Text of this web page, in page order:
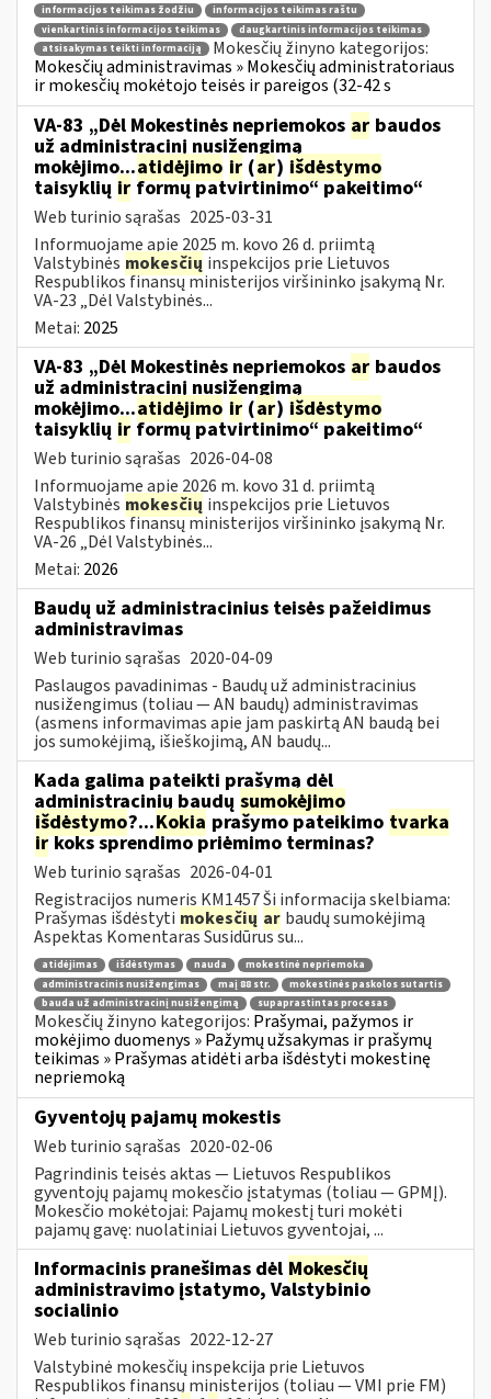
informacijos teikimas žodžiu
informacijos teikimas raštu
vienkartinis informacijos teikimas
daugkartinis informacijos teikimas
atsisakymas teikti informaciją
Mokesčių žinyno kategorijos:
Mokesčių administravimas » Mokesčių administratoriaus
ir mokesčių mokėtojo teisės ir pareigos (32-42 s
VA-83 „Dėl Mokestinės nepriemokos ar baudos
už administracinį nusižengimą
mokėjimo...atidėjimo ir (ar) išdėstymo
taisyklių ir formų patvirtinimo“ pakeitimo“
Web turinio sąrašas 2025-03-31
Informuojame apie 2025 m. kovo 26 d. priimtą
Valstybinės mokesčių inspekcijos prie Lietuvos
Respublikos finansų ministerijos viršininko įsakymą Nr.
VA-23 „Dėl Valstybinės...
Metai: 2025
VA-83 „Dėl Mokestinės nepriemokos ar baudos
už administracinį nusižengimą
mokėjimo...atidėjimo ir (ar) išdėstymo
taisyklių ir formų patvirtinimo“ pakeitimo“
Web turinio sąrašas 2026-04-08
Informuojame apie 2026 m. kovo 31 d. priimtą
Valstybinės mokesčių inspekcijos prie Lietuvos
Respublikos finansų ministerijos viršininko įsakymą Nr.
VA-26 „Dėl Valstybinės...
Metai: 2026
Baudų už administracinius teisės pažeidimus
administravimas
Web turinio sąrašas 2020-04-09
Paslaugos pavadinimas - Baudų už administracinius
nusižengimus (toliau — AN baudų) administravimas
(asmens informavimas apie jam paskirtą AN baudą bei
jos sumokėjimą, išieškojimą, AN baudų...
Kada galima pateikti prašymą dėl
administracinių baudų sumokėjimo
išdėstymo?...Kokia prašymo pateikimo tvarka
irkoks sprendimo priėmimo terminas?
Web turinio sąrašas 2026-04-01
Registracijos numeris KM1457 Ši informacija skelbiama:
Prašymas išdėstyti mokesčių ar baudų sumokėjimą
Aspektas Komentaras Susidūrus su...
atidėjimas išdėstymas nauda
mokestinė nepriemoka
administracinis nusižengimas
maį 88 str.
mokestinės paskolos sutartis
bauda už administracinį nusižengimą
supaprastintas procesas
Mokesčių žinyno kategorijos: Prašymai, pažymos ir
mokėjimo duomenys » Pažymų užsakymas ir prašymų
teikimas » Prašymas atidėti arba išdėstyti mokestinę
nepriemoką
Gyventojų pajamų mokestis
Web turinio sąrašas 2020-02-06
Pagrindinis teisės aktas — Lietuvos Respublikos
gyventojų pajamų mokesčio įstatymas (toliau — GPMĮ).
Mokesčio mokėtojai: Pajamų mokestį turi mokėti
pajamų gavę: nuolatiniai Lietuvos gyventojai, ...
Informacinis pranešimas dėl Mokesčių
administravimo įstatymo, Valstybinio
socialinio
Web turinio sąrašas 2022-12-27
Valstybinė mokesčių inspekcija prie Lietuvos
Respublikos finansų ministerijos (toliau — VMI prie FM)